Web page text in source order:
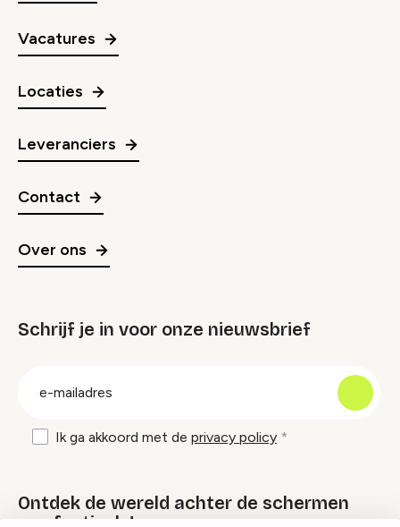
Vacatures
Locaties
Leveranciers
Contact
Over ons
Schrijf je in voor onze nieuwsbrief
Ik ga akkoord met de privacy policy
Ontdek de wereld achter de schermen
van festivals!